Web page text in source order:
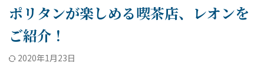
ポリタンが楽しめる喫茶店、レオンを
ご紹介！
2020年1月23日